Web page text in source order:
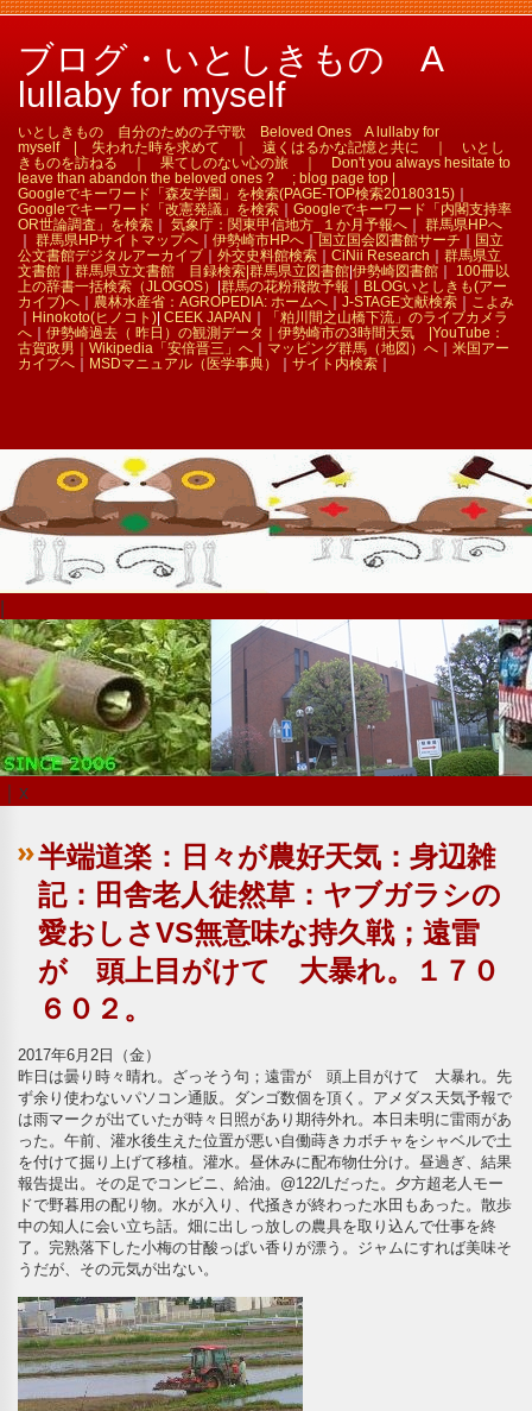
ブログ・いとしきもの A
lullaby for myself
いとしきもの 自分のための子守歌 Beloved Ones A lullaby for
myself | 失われた時を求めて ｜ 遠くはるかな記憶と共に ｜ いとし
きものを訪ねる ｜ 果てしのない心の旅 ｜ Don't you always hesitate to
leave than abandon the beloved ones ? ; blog page top |
Googleでキーワード「森友学園」を検索(PAGE-TOP検索20180315)
Googleでキーワード「改憲発議」を検索
Googleでキーワード「内閣支持率
OR世論調査」を検索
気象庁：関東甲信地方_１か月予報へ
群馬県HPへ
群馬県HPサイトマップへ 伊勢崎市HPへ 国立国会図書館サーチ
国立
公文書館デジタルアーカイブ
外交史料館検索 CiNii Research
群馬県立
文書館
群馬県立文書館 目録検索| 群馬県立図書館 伊勢崎図書館
100冊以
上の辞書一括検索（JLOGOS）
群馬の花粉飛散予報
BLOGいとしきも(アー
カイブ)へ
農林水産省：AGROPEDIA: ホームへ J-STAGE文献検索
こよみ
Hinokoto(ヒノコト) CEEK JAPAN
「粕川間之山橋下流」のライブカメラ
へ
伊勢崎過去（ 昨日）の観測データ｜ 伊勢崎市の3時間天気 | YouTube：
古賀政男｜ Wikipedia「安倍晋三」へ マッピング群馬（地図）へ
米国アー
カイブへ
MSDマニュアル（医学事典） サイト内検索
｜x
半端道楽：日々が農好天気：身辺雑
記：田舎老人徒然草：ヤブガラシの
愛おしさVS無意味な持久戦；遠雷
が 頭上目がけて 大暴れ。１７０
６０２。
2017年6月2日（金）
昨日は曇り時々晴れ。ざっそう句；遠雷が 頭上目がけて 大暴れ。先
ず余り使わないパソコン通販。ダンゴ数個を頂く。アメダス天気予報で
は雨マークが出ていたが時々日照があり期待外れ。本日未明に雷雨があ
った。午前、灌水後生えた位置が悪い自働蒔きカボチャをシャベルで土
を付けて掘り上げて移植。灌水。昼休みに配布物仕分け。昼過ぎ、結果
報告提出。その足でコンビニ、給油。@122/Lだった。夕方超老人モー
ドで野暮用の配り物。水が入り、代掻きが終わった水田もあった。散歩
中の知人に会い立ち話。畑に出しっ放しの農具を取り込んで仕事を終
了。完熟落下した小梅の甘酸っぱい香りが漂う。ジャムにすれば美味そ
うだが、その元気が出ない。